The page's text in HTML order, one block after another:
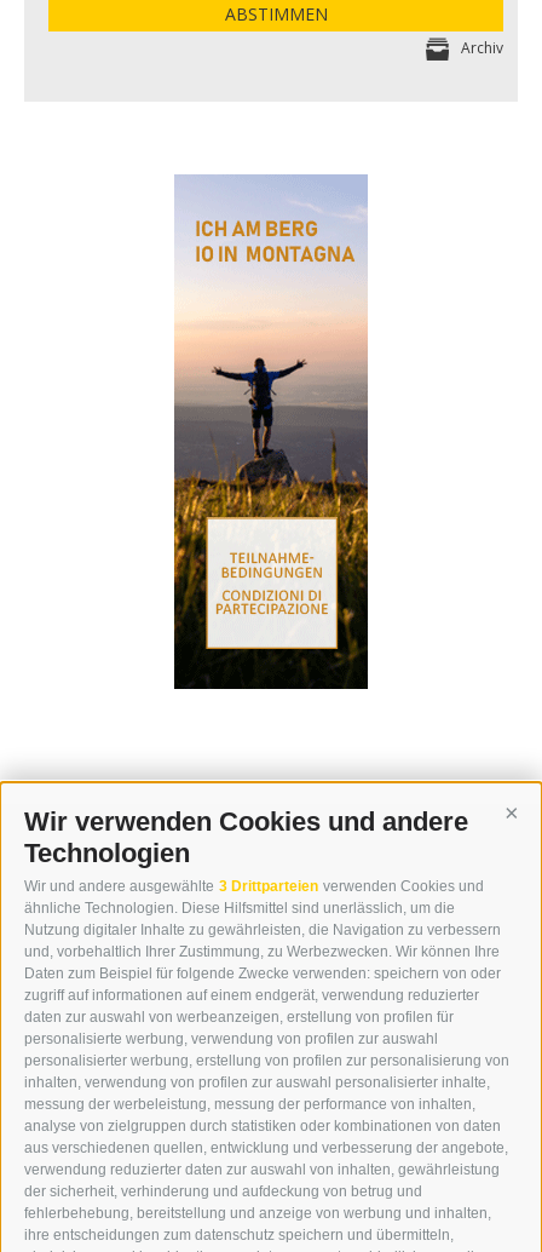
Wir verwenden Cookies und andere
Technologien
Wir und andere ausgewählte 3 Drittparteien verwenden Cookies und
ähnliche Technologien. Diese Hilfsmittel sind unerlässlich, um die
Nutzung digitaler Inhalte zu gewährleisten, die Navigation zu verbessern
und, vorbehaltlich Ihrer Zustimmung, zu Werbezwecken. Wir können Ihre
Daten zum Beispiel für folgende Zwecke verwenden: speichern von oder
zugriff auf informationen auf einem endgerät, verwendung reduzierter
daten zur auswahl von werbeanzeigen, erstellung von profilen für
personalisierte werbung, verwendung von profilen zur auswahl
personalisierter werbung, erstellung von profilen zur personalisierung von
inhalten, verwendung von profilen zur auswahl personalisierter inhalte,
messung der werbeleistung, messung der performance von inhalten,
analyse von zielgruppen durch statistiken oder kombinationen von daten
aus verschiedenen quellen, entwicklung und verbesserung der angebote,
verwendung reduzierter daten zur auswahl von inhalten, gewährleistung
der sicherheit, verhinderung und aufdeckung von betrug und
fehlerbehebung, bereitstellung und anzeige von werbung und inhalten,
ihre entscheidungen zum datenschutz speichern und übermitteln,
ABSTIMMEN
Archiv
KONTAKT
WIPP-MEDIA GMBH
DER ERKER
NEUSTADT 20A
I-39049 STERZING
TEL.: +39 0472 766876
GRAFIK@DERERKER.IT
INFO@DERERKER.IT
BARBARA.FONTANA@DERERKER.IT
DER ERKER
WERBEN IM ERKER
ONLINE-WERBUNG